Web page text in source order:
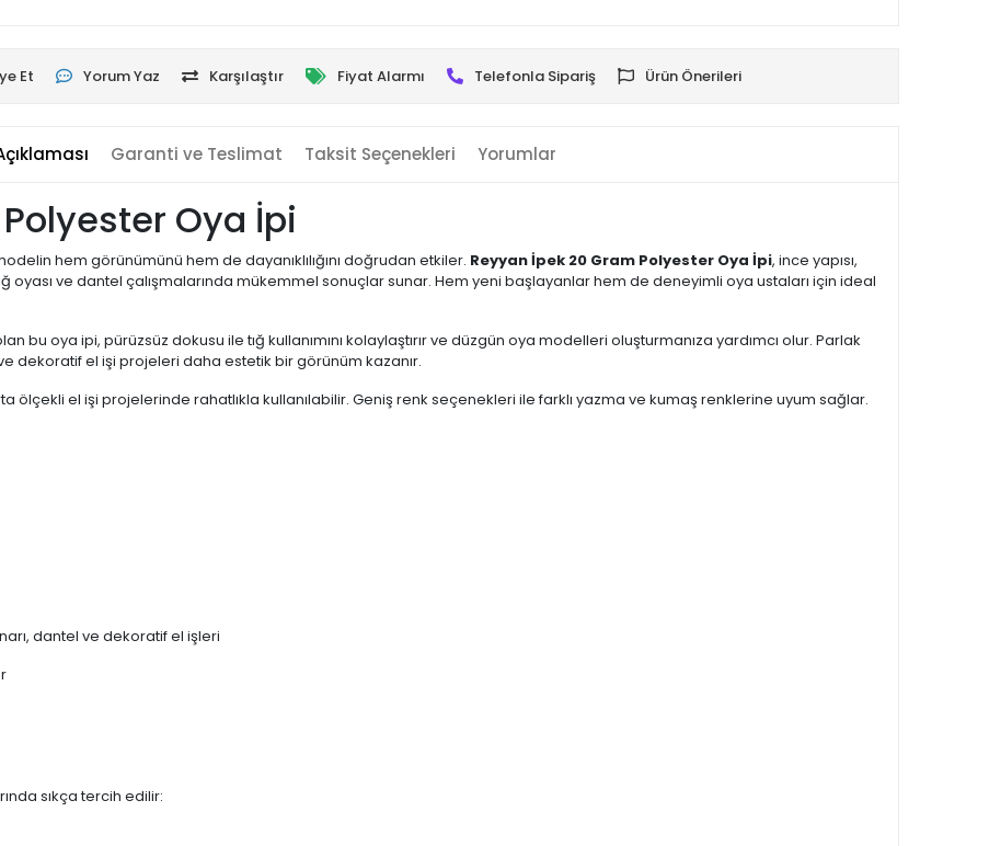
Et Yorum Yaz Karşılaştır Fiyat Alarmı Telefonla Sipariş Ürün Önerileri
Garanti ve Teslimat Taksit Seçenekleri Yorumlar
Oya İpi
hem görünümünü hem de dayanıklılığını doğrudan etkiler. Reyyan İpek 20 Gram Polyester Oya İpi, ince yapısı,
ve dantel çalışmalarında mükemmel sonuçlar sunar. Hem yeni başlayanlar hem de deneyimli oya ustaları için ideal
bu oya ipi, pürüzsüz dokusu ile tığ kullanımını kolaylaştırır ve düzgün oya modelleri oluşturmanıza yardımcı olur. Parlak
dekoratif el işi projeleri daha estetik bir görünüm kazanır.
ölçekli el işi projelerinde rahatlıkla kullanılabilir. Geniş renk seçenekleri ile farklı yazma ve kumaş renklerine uyum sağlar.
dantel ve dekoratif el işleri
sıkça tercih edilir: